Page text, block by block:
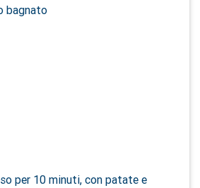
bagnato
per 10 minuti, con patate e